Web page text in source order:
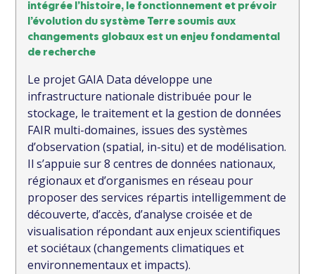
intégrée l’histoire, le fonctionnement et prévoir
l’évolution du système Terre soumis aux
changements globaux est un enjeu fondamental
de recherche
Le projet GAIA Data développe une
infrastructure nationale distribuée pour le
stockage, le traitement et la gestion de données
FAIR multi-domaines, issues des systèmes
d’observation (spatial, in-situ) et de modélisation.
Il s’appuie sur 8 centres de données nationaux,
régionaux et d’organismes en réseau pour
proposer des services répartis intelligemment de
découverte, d’accès, d’analyse croisée et de
visualisation répondant aux enjeux scientifiques
et sociétaux (changements climatiques et
environnementaux et impacts).